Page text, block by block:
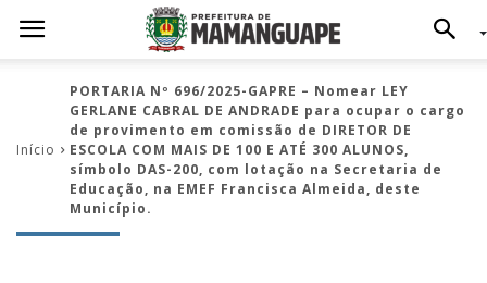
Início
PORTARIA Nº 696/2025-GAPRE – Nomear LEY
GERLANE CABRAL DE ANDRADE para ocupar o cargo
de provimento em comissão de DIRETOR DE
ESCOLA COM MAIS DE 100 E ATÉ 300 ALUNOS,
símbolo DAS-200, com lotação na Secretaria de
Educação, na EMEF Francisca Almeida, deste
Município.